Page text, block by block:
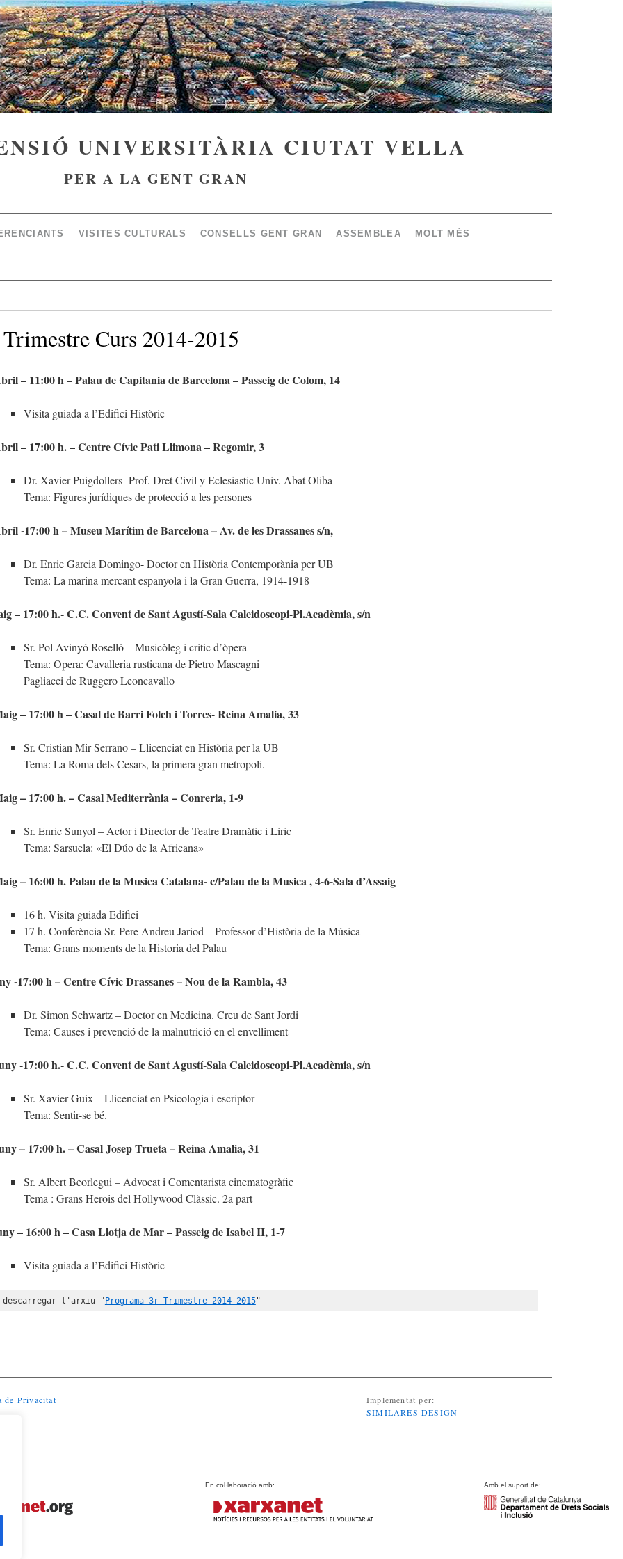
UNIVERSITÀRIA CIUTAT VELLA
PER A LA GENT GRAN
VISITES CULTURALS CONSELLS GENT GRAN ASSEMBLEA MOLT MÉS
Curs 2014-2015
– 11:00 h – Palau de Capitania de Barcelona – Passeig de Colom, 14
Visita guiada a l’Edifici Històric
– 17:00 h. – Centre Cívic Pati Llimona – Regomir, 3
Dr. Xavier Puigdollers -Prof. Dret Civil y Eclesiastic Univ. Abat Oliba
Tema: Figures jurídiques de protecció a les persones
-17:00 h – Museu Marítim de Barcelona – Av. de les Drassanes s/n,
Dr. Enric Garcia Domingo- Doctor en Història Contemporània per UB
Tema: La marina mercant espanyola i la Gran Guerra, 1914-1918
– 17:00 h.- C.C. Convent de Sant Agustí-Sala Caleidoscopi-Pl.Acadèmia, s/n
Sr. Pol Avinyó Roselló – Musicòleg i crític d’òpera
Tema: Opera: Cavalleria rusticana de Pietro Mascagni
Pagliacci de Ruggero Leoncavallo
– 17:00 h – Casal de Barri Folch i Torres- Reina Amalia, 33
Sr. Cristian Mir Serrano – Llicenciat en Història per la UB
Tema: La Roma dels Cesars, la primera gran metropoli.
– 17:00 h. – Casal Mediterrània – Conreria, 1-9
Sr. Enric Sunyol – Actor i Director de Teatre Dramàtic i Líric
Tema: Sarsuela: «El Dúo de la Africana»
– 16:00 h. Palau de la Musica Catalana- c/Palau de la Musica , 4-6-Sala d’Assaig
16 h. Visita guiada Edifici
17 h. Conferència Sr. Pere Andreu Jariod – Professor d’Història de la Música
Tema: Grans moments de la Historia del Palau
-17:00 h – Centre Cívic Drassanes – Nou de la Rambla, 43
Dr. Simon Schwartz – Doctor en Medicina. Creu de Sant Jordi
Tema: Causes i prevenció de la malnutrició en el envelliment
-17:00 h.- C.C. Convent de Sant Agustí-Sala Caleidoscopi-Pl.Acadèmia, s/n
Sr. Xavier Guix – Llicenciat en Psicologia i escriptor
Tema: Sentir-se bé.
– 17:00 h. – Casal Josep Trueta – Reina Amalia, 31
Sr. Albert Beorlegui – Advocat i Comentarista cinematogràfic
Tema : Grans Herois del Hollywood Clàssic. 2a part
– 16:00 h – Casa Llotja de Mar – Passeig de Isabel II, 1-7
Visita guiada a l’Edifici Històric
descarregar l'arxiu " Programa 3r Trimestre 2014-2015"
de Privacitat
Implementat per:
SIMILARES DESIGN
En col·laboració amb: Amb el suport de: